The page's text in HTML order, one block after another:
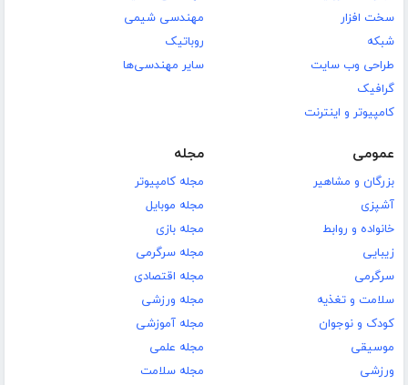
سخت افزار
شبکه
طراحی وب سایت
گرافیک
کامپیوتر و اینترنت
مهندسی شیمی
روباتیک
سایر مهندسی‌ها
عمومی
بزرگان و مشاهیر
آشپزی
خانواده و روابط
زیبایی
سرگرمی
سلامت و تغذیه
کودک و نوجوان
موسیقی
ورزشی
مجله
مجله کامپیوتر
مجله موبایل
مجله بازی
مجله سرگرمی
مجله اقتصادی
مجله ورزشی
مجله آموزشی
مجله علمی
مجله سلامت